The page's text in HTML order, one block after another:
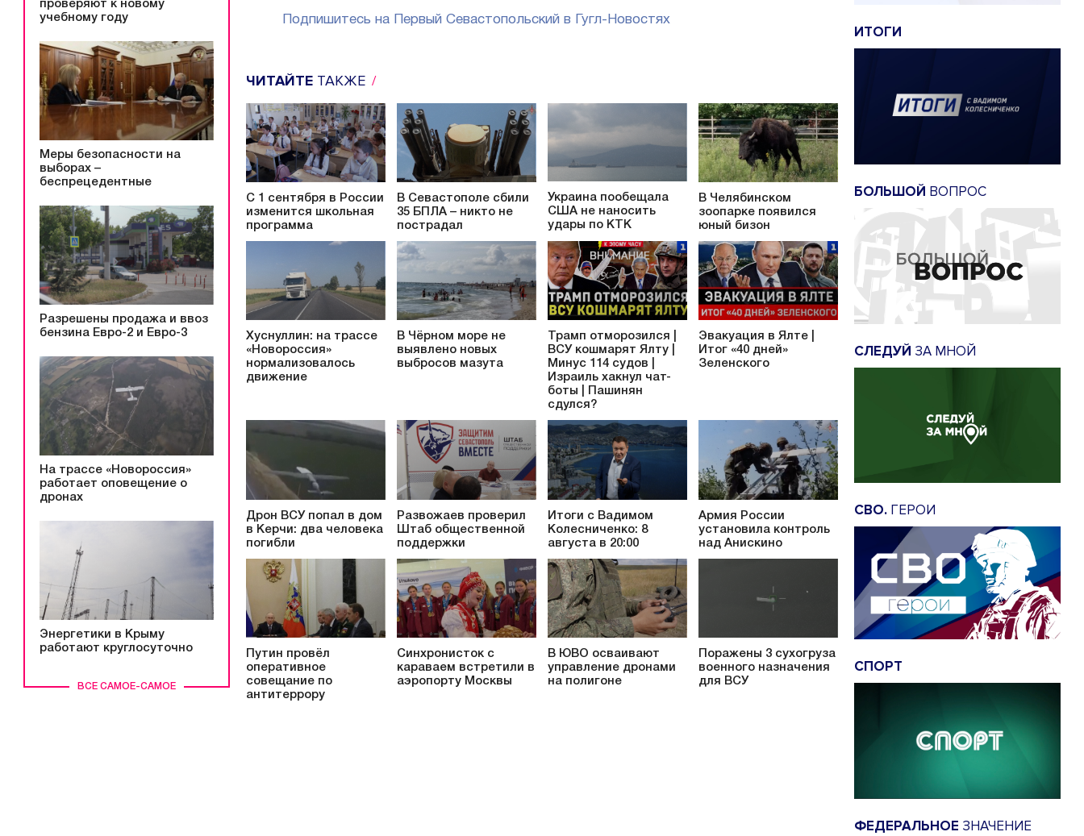
ВСЕ САМОЕ-САМОЕ
проверяют к новому
учебному году
Меры безопасности на
выборах –
беспрецедентные
Разрешены продажа и ввоз
бензина Евро-2 и Евро-3
На трассе «Новороссия»
работает оповещение о
дронах
Энергетики в Крыму
работают круглосуточно
Подпишитесь на Первый Севастопольский в Гугл-Новостях
ЧИТАЙТЕ ТАКЖЕ
С 1 сентября в России
изменится школьная
программа
В Севастополе сбили
35 БПЛА – никто не
пострадал
Украина пообещала
США не наносить
удары по КТК
В Челябинском
зоопарке появился
юный бизон
Хуснуллин: на трассе
«Новороссия»
нормализовалось
движение
В Чёрном море не
выявлено новых
выбросов мазута
Трамп отморозился |
ВСУ кошмарят Ялту |
Минус 114 судов |
Израиль хакнул чат-
боты | Пашинян
сдулся?
Эвакуация в Ялте |
Итог «40 дней»
Зеленского
Дрон ВСУ попал в дом
в Керчи: два человека
погибли
Развожаев проверил
Штаб общественной
поддержки
Итоги с Вадимом
Колесниченко: 8
августа в 20:00
Армия России
установила контроль
над Анискино
Путин провёл
оперативное
совещание по
антитеррору
Синхронисток с
караваем встретили в
аэропорту Москвы
В ЮВО осваивают
управление дронами
на полигоне
Поражены 3 сухогруза
военного назначения
для ВСУ
ИТОГИ
БОЛЬШОЙ ВОПРОС
СЛЕДУЙ ЗА МНОЙ
СВО. ГЕРОИ
СПОРТ
ФЕДЕРАЛЬНОЕ ЗНАЧЕНИЕ